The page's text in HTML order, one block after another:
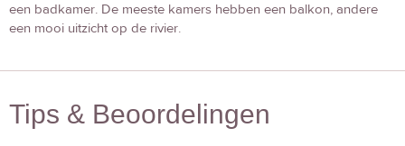
een badkamer. De meeste kamers hebben een balkon, andere
een mooi uitzicht op de rivier.
Tips & Beoordelingen